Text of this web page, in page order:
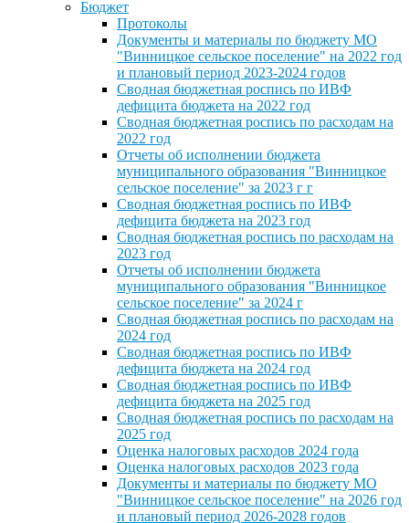
Бюджет
Протоколы
Документы и материалы по бюджету МО
"Винницкое сельское поселение" на 2022 год
и плановый период 2023-2024 годов
Сводная бюджетная роспись по ИВФ
дефицита бюджета на 2022 год
Сводная бюджетная роспись по расходам на
2022 год
Отчеты об исполнении бюджета
муниципального образования "Винницкое
сельское поселение" за 2023 г г
Сводная бюджетная роспись по ИВФ
дефицита бюджета на 2023 год
Сводная бюджетная роспись по расходам на
2023 год
Отчеты об исполнении бюджета
муниципального образования "Винницкое
сельское поселение" за 2024 г
Сводная бюджетная роспись по расходам на
2024 год
Сводная бюджетная роспись по ИВФ
дефицита бюджета на 2024 год
Сводная бюджетная роспись по ИВФ
дефицита бюджета на 2025 год
Сводная бюджетная роспись по расходам на
2025 год
Оценка налоговых расходов 2024 года
Оценка налоговых расходов 2023 года
Документы и материалы по бюджету МО
"Винницкое сельское поселение" на 2026 год
и плановый период 2026-2028 годов